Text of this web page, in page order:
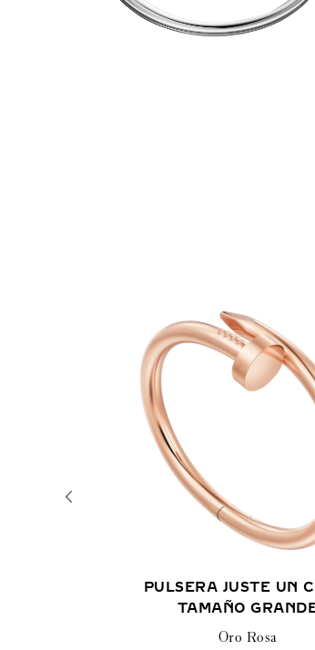
PULSERA JUSTE UN
TAMAÑO
Oro Rosa